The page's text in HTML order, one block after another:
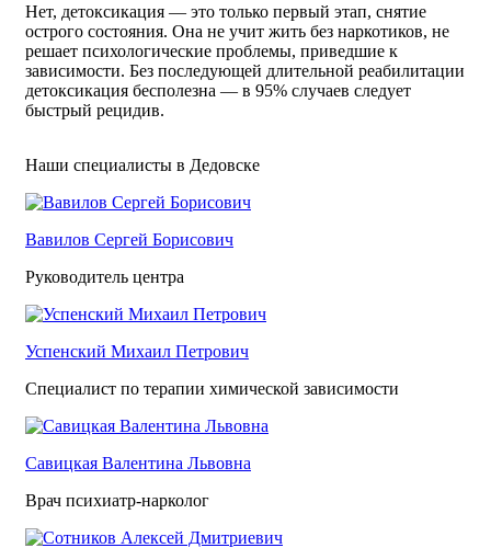
Нет, детоксикация — это только первый этап, снятие
острого состояния. Она не учит жить без наркотиков, не
решает психологические проблемы, приведшие к
зависимости. Без последующей длительной реабилитации
детоксикация бесполезна — в 95% случаев следует
быстрый рецидив.
Наши специалисты в Дедовске
Вавилов Сергей Борисович
Руководитель центра
Успенский Михаил Петрович
Специалист по терапии химической зависимости
Савицкая Валентина Львовна
Врач психиатр-нарколог